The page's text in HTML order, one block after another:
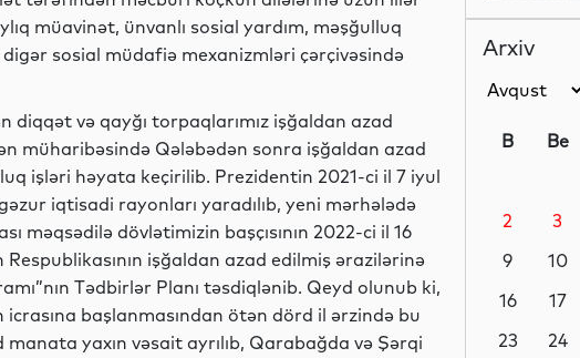
müavinət, ünvanlı sosial yardım, məşğulluq
sosial müdafiə mexanizmləri çərçivəsində
və qayğı torpaqlarımız işğaldan azad
müharibəsində Qələbədən sonra işğaldan azad
işləri həyata keçirilib. Prezidentin 2021-ci il 7 iyul
iqtisadi rayonları yaradılıb, yeni mərhələdə
məqsədilə dövlətimizin başçısının 2022-ci il 16
işğaldan azad edilmiş ərazilərinə
Tədbirlər Planı təsdiqlənib. Qeyd olunub ki,
icrasına başlanmasından ötən dörd il ərzində bu
yaxın vəsait ayrılıb, Qarabağda və Şərqi
Dünya
Dünya
Arxiv
B Be
2
3
9
10
16
17
23
24